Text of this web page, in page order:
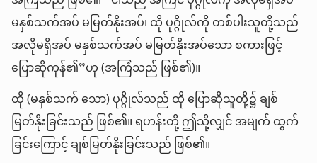
မနှစ်သက်အပ် မမြတ်နိုးအပ်၊ ထို ပုဂ္ဂိုလ်ကို တစ်ပါးသူတို့သည်
အလိုမရှိအပ် မနှစ်သက်အပ် မမြတ်နိုးအပ်သော စကားဖြင့်
ပြောဆိုကုန်၏”ဟု (အကြံသည် ဖြစ်၏)။
ထို (မနှစ်သက် သော) ပုဂ္ဂိုလ်သည် ထို ပြောဆိုသူတို့၌ ချစ်
မြတ်နိုးခြင်းသည် ဖြစ်၏။ ရဟန်းတို့ ဤသို့လျှင် အမျက် ထွက်
ခြင်းကြောင့် ချစ်မြတ်နိုးခြင်းသည် ဖြစ်၏။